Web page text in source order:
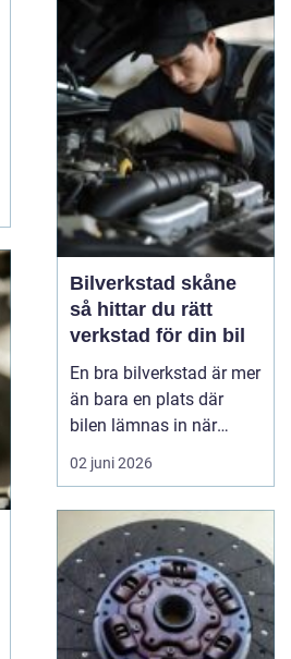
kalla vintrar, saltade
vägar och snabba
skiftningar i temperatur,
ställs bilen inför extra
hårda påfrestningar.
Därfö...
Bilverkstad skåne
så hittar du rätt
verkstad för din bil
En bra bilverkstad är mer
än bara en plats där
bilen lämnas in när
något går sönder. För
många bilägare i Skåne
verkstad om trygghet,
vardagslogistik och i
längden också om
ekonomi. En bil som
servas regelbundet håller
02 juni 2026